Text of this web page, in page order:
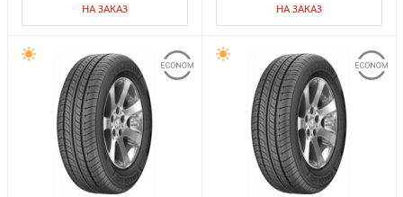
НА ЗАКАЗ НА ЗАКАЗ